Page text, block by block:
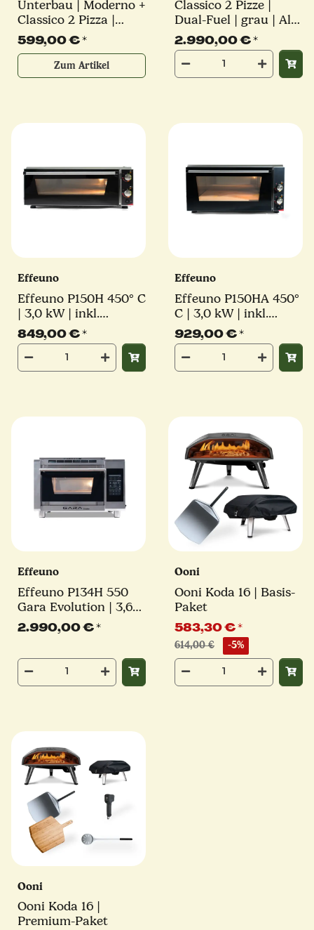
Unterbau | Moderno +
Classico 2 Pizza |
schwarz | Alfa Forni
599,00 €*
Zum Artikel
Classico 2 Pizze |
Dual-Fuel | grau | Alfa
Forni
2.990,00 €*
Effeuno
Effeuno P150H 450° C
| 3,0 kW | inkl.
Pizzastein | ⌀50 cm
Pizza | EASY Line
849,00 €*
Effeuno
Effeuno P150HA 450°
C | 3,0 kW | inkl.
Pizzastein | ⌀50 cm
Pizzen | EASY Line
929,00 €*
Effeuno
Effeuno P134H 550
Gara Evolution | 3,6
kW | inkl. 1x Effeuno
Stein und 1x Saputo
Pizzaofen
2.990,00 €*
Ooni
Ooni Koda 16 | Basis-
Paket
583,30 €*
614,00 € -5%
Ooni
Ooni Koda 16 |
Premium-Paket